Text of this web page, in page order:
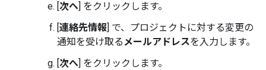
次へ ] をクリックします。
連絡先情報 ] で、プロジェクトに対する変更の
通知を受け取るメールアドレスを入力します。
次へ ] をクリックします。